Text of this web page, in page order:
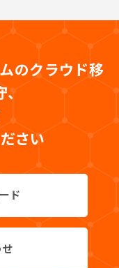
のクラウド移
、
さい
ド